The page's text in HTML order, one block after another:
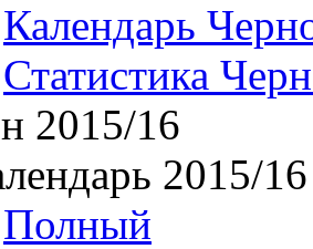
Календарь
Статистика
2015/16
2015/16
Полный